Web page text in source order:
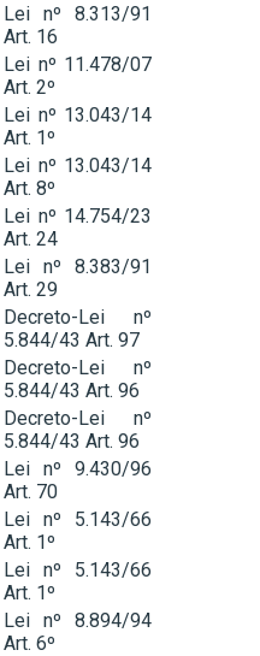
Lei nº 8.313/91
Art. 16
Lei nº 11.478/07
Art. 2º
Lei nº 13.043/14
Art. 1º
Lei nº 13.043/14
Art. 8º
Lei nº 14.754/23
Art. 24
Lei nº 8.383/91
Art. 29
Decreto-Lei nº
5.844/43 Art. 97
Decreto-Lei nº
5.844/43 Art. 96
Decreto-Lei nº
5.844/43 Art. 96
Lei nº 9.430/96
Art. 70
Lei nº 5.143/66
Art. 1º
Lei nº 5.143/66
Art. 1º
Lei nº 8.894/94
Art. 6º